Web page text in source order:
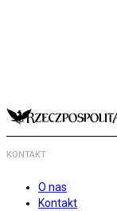
KONTAKT
O nas
Kontakt